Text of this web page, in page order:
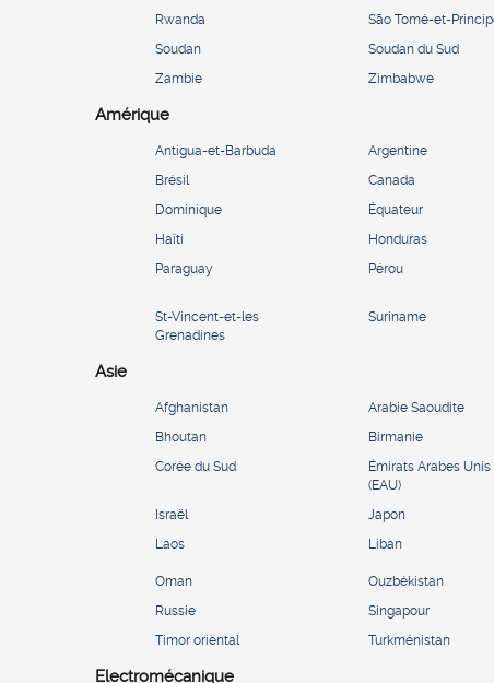
Rwanda
São Tomé-et-
Soudan
Soudan du Sud
Zambie
Zimbabwe
Amérique
Antigua-et-Barbuda Argentine
Brésil
Canada
Dominique
Équateur
Haïti
Honduras
Paraguay
Pérou
St-Vincent-et-les
Grenadines
Suriname
Asie
Afghanistan Arabie Saoudite
Bhoutan
Birmanie
Corée du Sud
Émirats Arabes Unis
(EAU)
Israël Japon
Laos
Liban
Oman Ouzbékistan
Russie
Singapour
Timor oriental
Turkménistan
Electromécanique